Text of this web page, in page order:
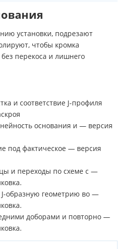
установки, подрезают
чтобы кромка
перекоса и лишнего
и соответствие J-профиля
основания и — версия
под фактическое — версия
и переходы по схеме с —
J-образную геометрию во —
доборами и повторно —